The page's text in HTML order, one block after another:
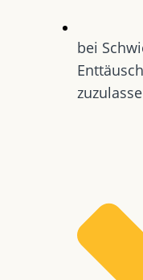
bei